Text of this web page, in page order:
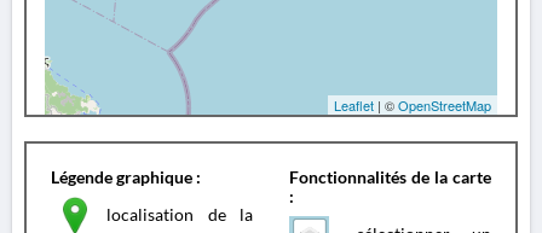
Leaflet | ©OpenStreetMap
Légende graphique :
localisation de la
Fonctionnalités de la carte
: